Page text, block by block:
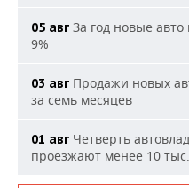
05 авг За год новые
9%
03 авг Продажи новых
за семь месяцев
01 авг Четверть
проезжают менее 10